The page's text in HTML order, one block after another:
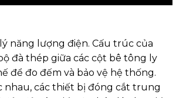
năng lượng điện. Cấu trúc của
đà thép giữa các cột bê tông ly
để đo đếm và bảo vệ hệ thống.
nhau, các thiết bị đóng cắt trung